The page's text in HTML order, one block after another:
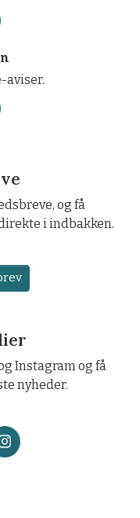
aviser.
og få
i indbakken.
Instagram og få
nyheder.